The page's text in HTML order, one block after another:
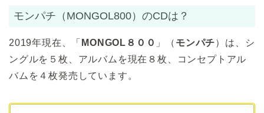
モンパチ（MONGOL800）のCDは？
2019年現在、「 MONGOL８００ 」（ モンパチ）は、シ
ングルを５枚、アルバムを現在８枚、コンセプトアル
バムを４枚発売しています。